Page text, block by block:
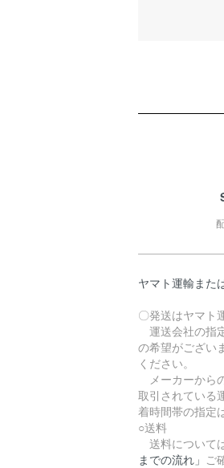
ヤマト運輸また
〇発送はヤマト
運送会社の指
の希望がござい
ください。
メーカーから
取引されている
着時間帯の指定
○送料
送料については
までの流れ」 ご